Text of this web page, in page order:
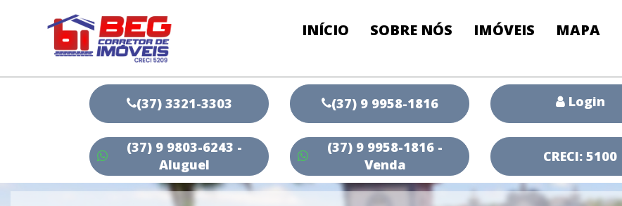
INÍCIO SOBRE NÓS IMÓVEIS MAPA
(37) 3321-3303
(37) 9 9803-6243 -
Aluguel
(37) 9 9958-1816
(37) 9 9958-1816 -
Venda
Login
CRECI: 5100